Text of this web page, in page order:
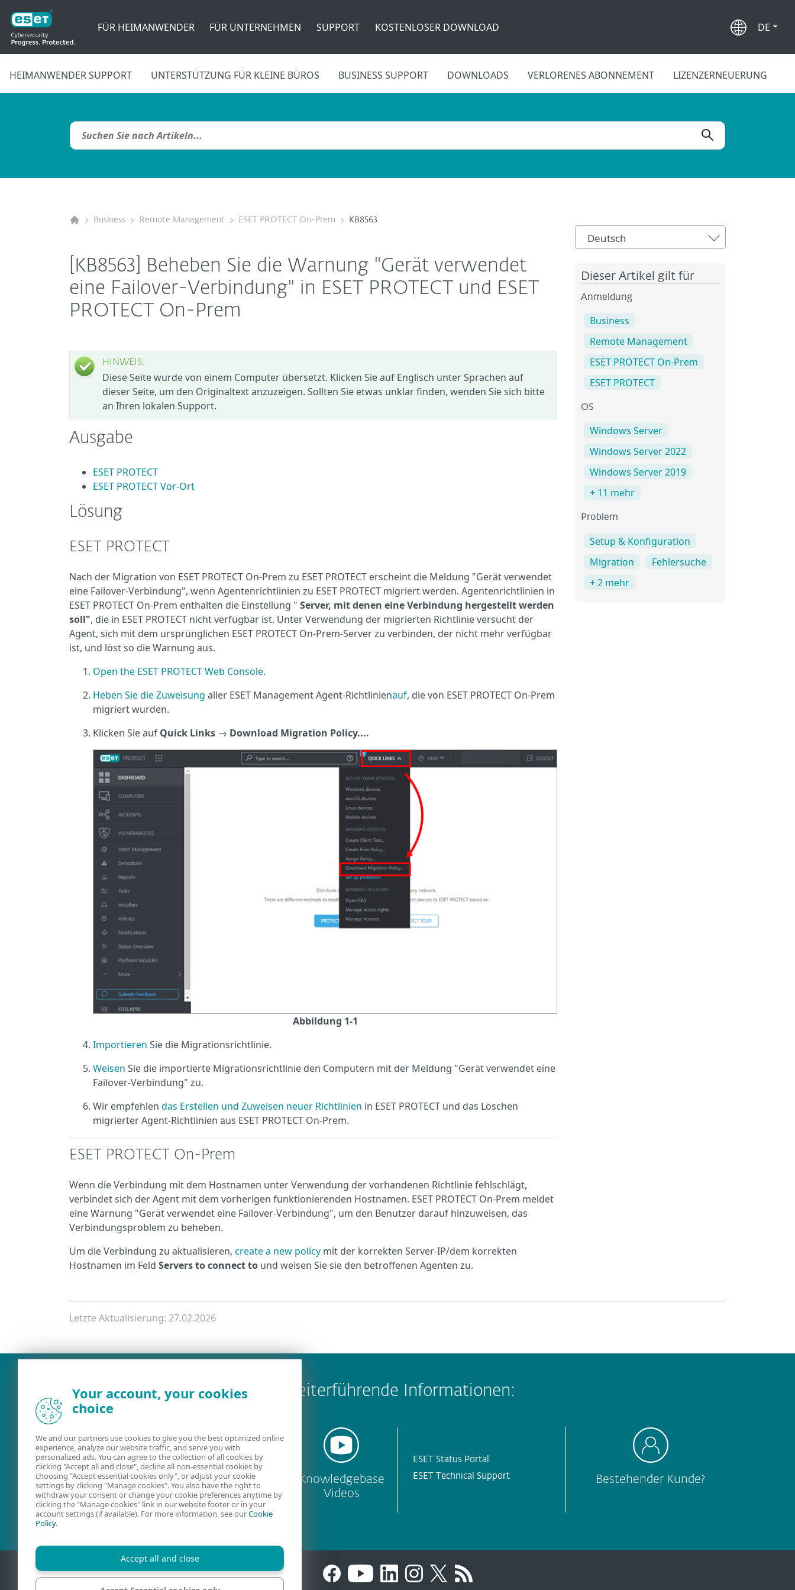
FÜR HEIMANWENDER FÜR UNTERNEHMEN SUPPORT KOSTENLOSER DOWNLOAD DE
HEIMANWENDER SUPPORT UNTERSTÜTZUNG FÜR KLEINE BÜROS BUSINESS SUPPORT DOWNLOADS VERLORENES ABONNEMENT LIZENZERNEUERUNG
Business Remote Management ESET PROTECT On-Prem KB8563
[KB8563] Beheben Sie die Warnung "Gerät verwendet
eine Failover-Verbindung" in ESET PROTECT und ESET
PROTECT On-Prem
HINWEIS:
Diese Seite wurde von einem Computer übersetzt. Klicken Sie auf Englisch unter Sprachen auf
dieser Seite, um den Originaltext anzuzeigen. Sollten Sie etwas unklar finden, wenden Sie sich bitte
an Ihren lokalen Support.
Ausgabe
ESET PROTECT
ESET PROTECT Vor-Ort
Lösung
ESET PROTECT
Nach der Migration von ESET PROTECT On-Prem zu ESET PROTECT erscheint die Meldung "Gerät verwendet
eine Failover-Verbindung", wenn Agentenrichtlinien zu ESET PROTECT migriert werden. Agentenrichtlinien in
ESET PROTECT On-Prem enthalten die Einstellung " Server, mit denen eine Verbindung hergestellt werden
soll", die in ESET PROTECT nicht verfügbar ist. Unter Verwendung der migrierten Richtlinie versucht der
Agent, sich mit dem ursprünglichen ESET PROTECT On-Prem-Server zu verbinden, der nicht mehr verfügbar
ist, und löst so die Warnung aus.
Open the ESET PROTECT Web Console.
Heben Sie die Zuweisung aller ESET Management Agent-Richtlinienauf, die von ESET PROTECT On-Prem
migriert wurden.
Klicken Sie auf Quick Links → Download Migration Policy....
Abbildung 1-1
Importieren Sie die Migrationsrichtlinie.
Weisen Sie die importierte Migrationsrichtlinie den Computern mit der Meldung "Gerät verwendet eine
Failover-Verbindung" zu.
Wir empfehlen das Erstellen und Zuweisen neuer Richtlinien in ESET PROTECT und das Löschen
migrierter Agent-Richtlinien aus ESET PROTECT On-Prem.
ESET PROTECT On-Prem
Wenn die Verbindung mit dem Hostnamen unter Verwendung der vorhandenen Richtlinie fehlschlägt,
verbindet sich der Agent mit dem vorherigen funktionierenden Hostnamen. ESET PROTECT On-Prem meldet
eine Warnung "Gerät verwendet eine Failover-Verbindung", um den Benutzer darauf hinzuweisen, das
Verbindungsproblem zu beheben.
Um die Verbindung zu aktualisieren, create a new policy mit der korrekten Server-IP/dem korrekten
Hostnamen im Feld Servers to connect to und weisen Sie sie den betroffenen Agenten zu.
Deutsch
Dieser Artikel gilt für
Anmeldung
Business
Remote Management
ESET PROTECT On-Prem
ESET PROTECT
OS
Windows Server
Windows Server 2022
Windows Server 2019
+ 11 mehr
Problem
Setup & Konfiguration
Migration
Fehlersuche
+ 2 mehr
Letzte Aktualisierung: 27.02.2026
Weiterführende Informationen:
Online-Hilfe ESET Forum
Knowledgebase
Videos
ESET Status Portal
ESET Technical Support
Bestehender Kunde?
Your account, your cookies
choice
We and our partners use cookies to give you the best optimized online
experience, analyze our website traffic, and serve you with
personalized ads. You can agree to the collection of all cookies by
clicking "Accept all and close", decline all non-essential cookies by
choosing "Accept essential cookies only", or adjust your cookie
settings by clicking "Manage cookies". You also have the right to
withdraw your consent or change your cookie preferences anytime by
clicking the "Manage cookies" link in our website footer or in your
account settings (if available). For more information, see ourCookie
Policy.
Accept all and close